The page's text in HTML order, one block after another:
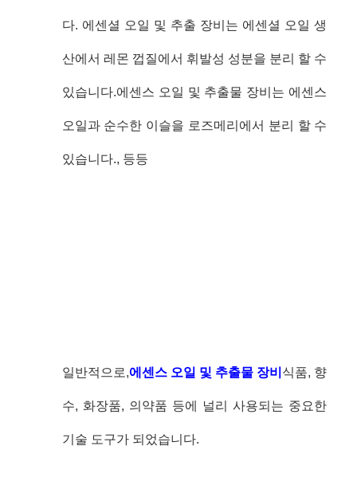
다. 에센셜 오일 및 추출 장비는 에센셜 오일 생
산에서 레몬 껍질에서 휘발성 성분을 분리 할 수
있습니다.에센스 오일 및 추출물 장비는 에센스
오일과 순수한 이슬을 로즈메리에서 분리 할 수
있습니다., 등등
일반적으로,에센스 오일 및 추출물 장비 식품, 향
수, 화장품, 의약품 등에 널리 사용되는 중요한
기술 도구가 되었습니다.